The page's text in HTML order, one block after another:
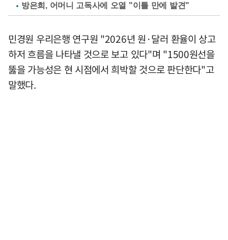
방은희, 어머니 고독사에 오열 "이틀 만에 발견"
민경원 우리은행 연구원 "2026년 원·달러 환율이 상고
하저 흐름을 나타낼 것으로 보고 있다"며 "1500원선을
뚫을 가능성은 현 시점에서 희박할 것으로 판단한다"고
말했다.